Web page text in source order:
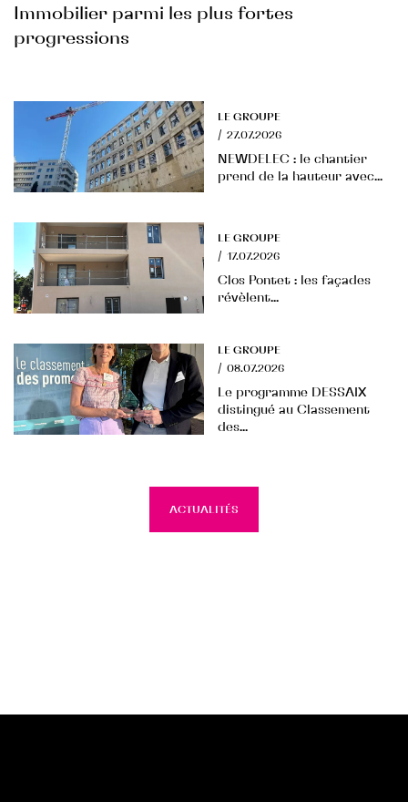
Immobilier parmi les plus fortes
progressions
LE GROUPE
/ 27.07.2026
NEWDELEC : le chantier
prend de la hauteur avec...
LE GROUPE
/ 17.07.2026
Clos Pontet : les façades
révèlent...
LE GROUPE
/ 08.07.2026
Le programme DESSAIX
distingué au Classement
des...
ACTUALITÉS